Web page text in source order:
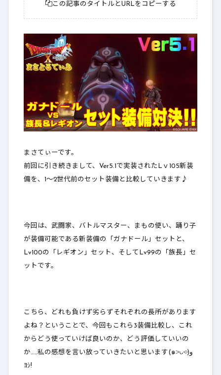
この記事のタイトルとURLをコピーする
まさてぃーです。
前回に引き続きまして、Ver5.1で実装されたLｖ105新装
備を、1～2世代前のセット装備と比較していきます♪
今回は、武闘家、バトルマスター、まもの使い、踊り子
が装備可能である新装備の「ガナドール」セットと、
Lv100の「レギオン」セット、そしてLv99の「族長」セ
ットです。
こちら、どれも負けず劣らずそれぞれの長所があります
よね？ということで、今回もこれら3装備比較し、これ
からどう使っていけば良いのか、どう評価していいの
か……私の感想を言い放っていきたいと思います(๑˃̵ᴗ˂̵)و
ﾖｼ!